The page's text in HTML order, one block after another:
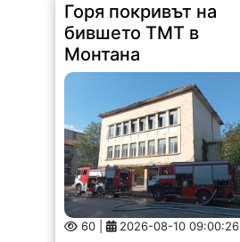
Горя покривът на
бившето ТМТ в
Монтана
60 | 2026-08-10 09:00:26